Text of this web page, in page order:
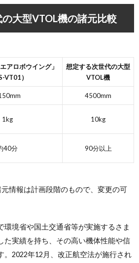
大型VTOL機の諸元比較
アロボウイング」
VT01）
想定する次世代の大型
VTOL機
4500mm
1kg 10kg
40分 90分以上
情報は計画段階のもので、変更の可
環境省や国土交通省等が実施するさま
た実績を持ち、その高い機体性能や信
。2022年12月、改正航空法が施行され